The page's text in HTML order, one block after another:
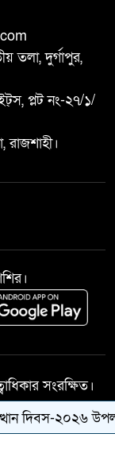
মূল্যের ট্রাক্টর
পাঁচটি
করলেন সংসদ
তলা, দুর্গাপুর,
প্লট নং-২৭/১/
সংরক্ষিত।
Life IT
দিবস-২০২৬